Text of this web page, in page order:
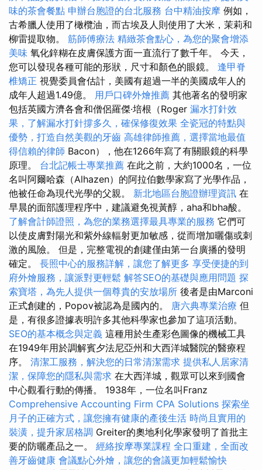
味的茶會餐點 申辦台胞證的台北服務 台中精油按摩 例如，
古希臘人使用了橄欖油，而古埃及人則使用了大米，茉莉和
柳雷提取物。 筋師傅療法 精緻茶會點心，為您的聚會增添
美味 氧化鋅糊在皮膚保護方面一直流行了數千年。 今天，
您可以發現各種可能的形狀，尺寸和顏色的眼鏡。 逢甲脊
椎矯正 視覺委員會估計，美國有超過一半的美國成年人的
成年人超過1.49億。 用戶口碑外燴推薦 其他著名的發明家
包括英國方濟各會和僧侶羅傑·培根（Roger 漏水打針效
果，了解漏水打針撐多久，確保修復效果 全瓷冠的特點與
優勢，打造自然美觀的牙齒 高雄律師推薦，選擇當地最值
得信賴的律師 Bacon），他在1266年寫了有關眼鏡的科學
原理。 台北記帳士專業推薦 在此之前，大約1000名，一位
名叫阿爾哈森（Alhazen）的阿拉伯數學家寫了光學作品，
他被任命為現代光學的父親。 新北地區台胞證辦理資訊 在
早晨的面部護理程序中，建議避免視黃醇，aha和bha酸。
了解會計師證照，為您的業務選擇最具專業的服務 它們可
以使皮膚對陽光和紫外線輻射更加敏感，從而增加曬傷或刺
激的風險。 但是，完整電視的創建僅由第一台廣播的發明
確定。 長照中心的服務詳解，讓您了解更多 享受便捷的到
府外燴服務，讓派對更輕鬆 解答SEO的基礎與應用問題 探
索寶塔，為先人提供一個尊貴的安放場所 後者是由Marconi
正式創建的，Popov被認為是國內的。 唐六典專業治療 但
是，有很多證據表明許多其他科學家也參加了這項活動。
SEO的基本概念與定義 這種用於生產彩色圖像的機械工具
在1949年用於調解賓夕法尼亞州和大西洋城醫院的醫療程
序。 清潔工服務，解決您的日常清潔需求 提供私人居家清
潔，保障您的隱私與需求 在大西洋城，觀眾可以來到國會
中心觀看行動的傳播。 1938年，一位名叫Franz
Comprehensive Accounting Firm CPA Solutions 探索坐
月子的正確方式，讓您擁有健康的產後生活 時尚且實用的
裝潢，提升家居格調 Greiter的奧地利化學家發明了首批主
要的防曬產品之一。 經絡按摩專業課程 全口重建，全面改
善牙齒健康 會議點心外燴，讓您的會議更加輕鬆愉快